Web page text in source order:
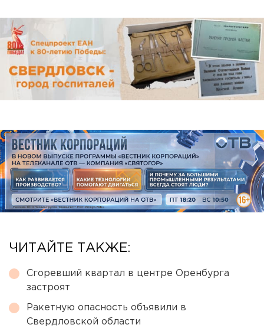
ЧИТАЙТЕ ТАКЖЕ:
Сгоревший квартал в центре Оренбурга
застроят
Ракетную опасность объявили в
Свердловской области